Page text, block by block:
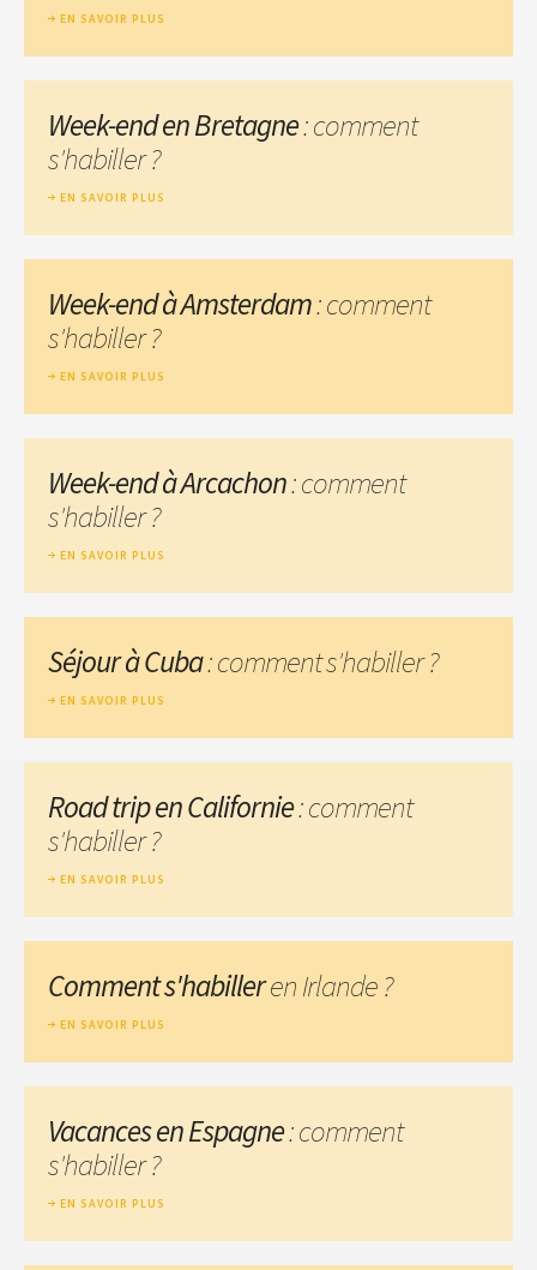
EN SAVOIR PLUS
Week-end en Bretagne: comment
s'habiller ?
EN SAVOIR PLUS
Week-end à Amsterdam: comment
s'habiller ?
EN SAVOIR PLUS
Week-end à Arcachon: comment
s'habiller ?
EN SAVOIR PLUS
Séjour à Cuba: comment s'habiller ?
EN SAVOIR PLUS
Road trip en Californie: comment
s'habiller ?
EN SAVOIR PLUS
Comment s'habilleren Irlande ?
EN SAVOIR PLUS
Vacances en Espagne: comment
s'habiller ?
EN SAVOIR PLUS